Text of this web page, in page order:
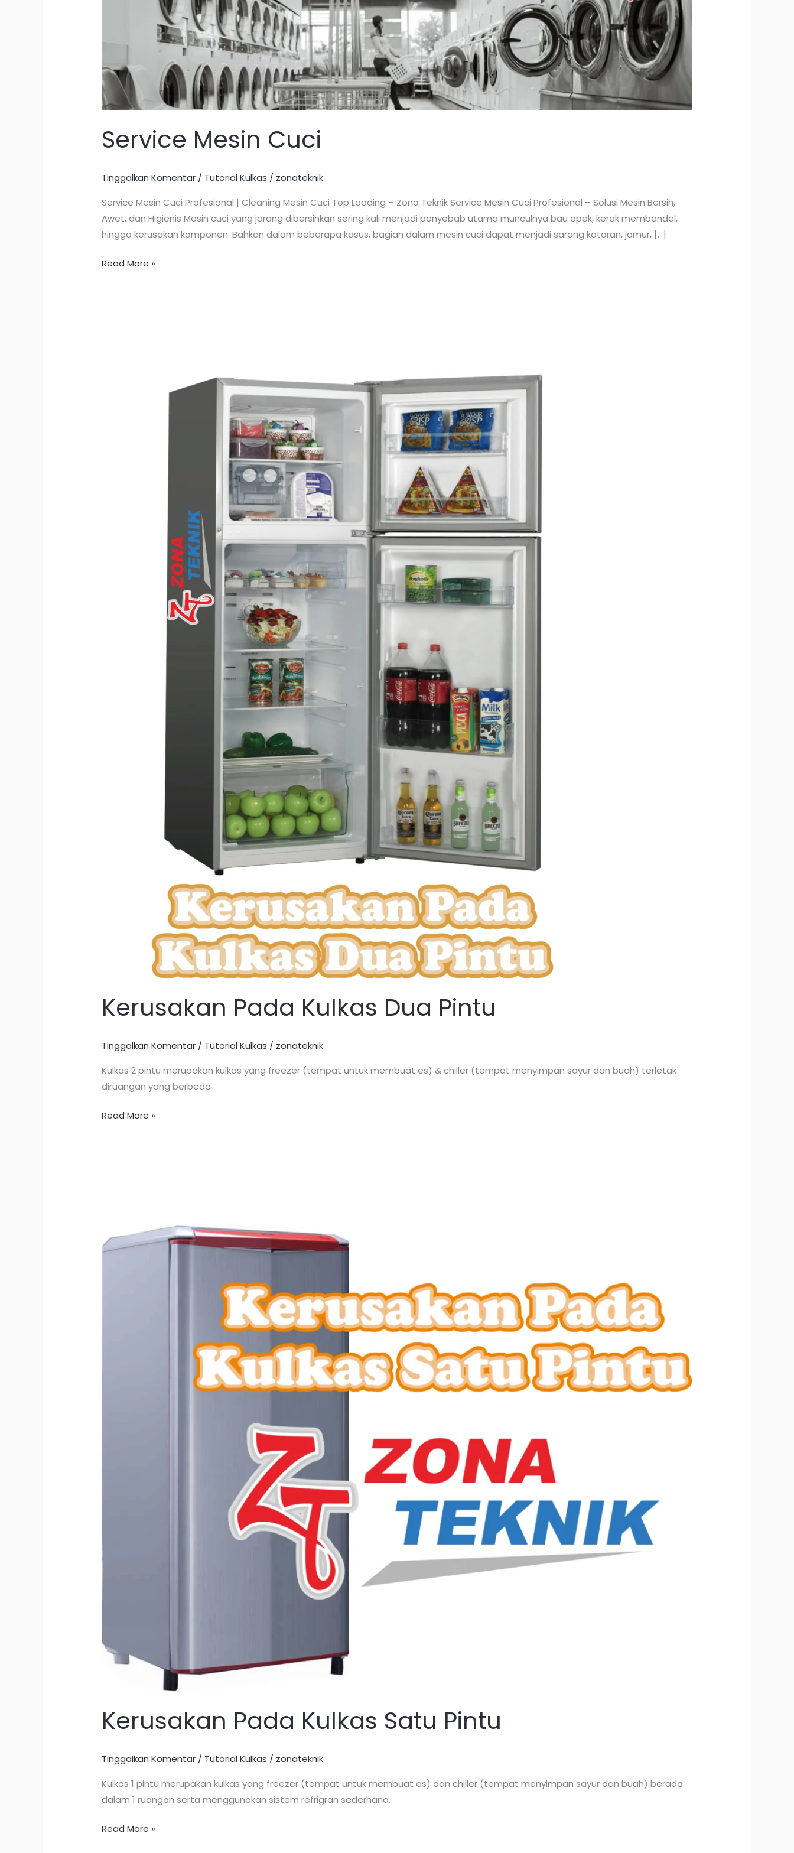
Service Mesin Cuci
Tinggalkan Komentar / Tutorial Kulkas / zonateknik
Service Mesin Cuci Profesional | Cleaning Mesin Cuci Top Loading – Zona Teknik Service Mesin Cuci Profesional – Solusi Mesin Bersih,
Awet, dan Higienis Mesin cuci yang jarang dibersihkan sering kali menjadi penyebab utama munculnya bau apek, kerak membandel,
hingga kerusakan komponen. Bahkan dalam beberapa kasus, bagian dalam mesin cuci dapat menjadi sarang kotoran, jamur, […]
Read More »
Kerusakan Pada Kulkas Dua Pintu
Tinggalkan Komentar / Tutorial Kulkas / zonateknik
Kulkas 2 pintu merupakan kulkas yang freezer (tempat untuk membuat es) & chiller (tempat menyimpan sayur dan buah) terletak
diruangan yang berbeda
Read More »
Kerusakan Pada Kulkas Satu Pintu
Tinggalkan Komentar / Tutorial Kulkas / zonateknik
Kulkas 1 pintu merupakan kulkas yang freezer (tempat untuk membuat es) dan chiller (tempat menyimpan sayur dan buah) berada
dalam 1 ruangan serta menggunakan sistem refrigran sederhana.
Kerusakan
Pada
Read More »